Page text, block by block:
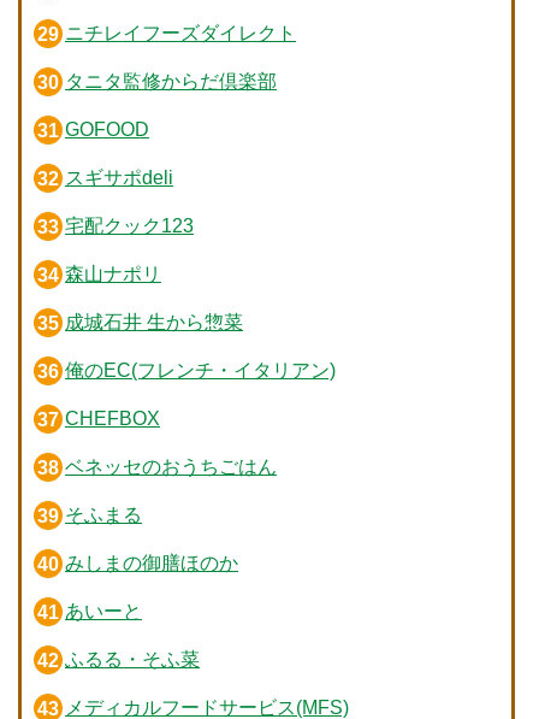
ニチレイフーズダイレクト
タニタ監修からだ倶楽部
GOFOOD
スギサポdeli
宅配クック123
森山ナポリ
成城石井 生から惣菜
俺のEC(フレンチ・イタリアン)
CHEFBOX
ベネッセのおうちごはん
そふまる
みしまの御膳ほのか
あいーと
ふるる・そふ菜
メディカルフードサービス(MFS)